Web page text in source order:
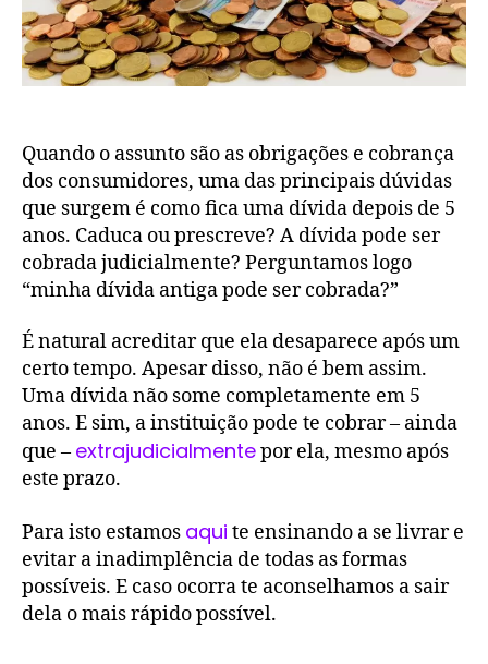
Quando o assunto são as obrigações e cobrança
dos consumidores, uma das principais dúvidas
que surgem é como fica uma dívida depois de 5
anos. Caduca ou prescreve? A dívida pode ser
cobrada judicialmente? Perguntamos logo
“minha dívida antiga pode ser cobrada?”
É natural acreditar que ela desaparece após um
certo tempo. Apesar disso, não é bem assim.
Uma dívida não some completamente em 5
anos. E sim, a instituição pode te cobrar – ainda
que – extrajudicialmentepor ela, mesmo após
este prazo.
Para isto estamos aqui te ensinando a se livrar e
evitar a inadimplência de todas as formas
possíveis. E caso ocorra te aconselhamos a sair
dela o mais rápido possível.